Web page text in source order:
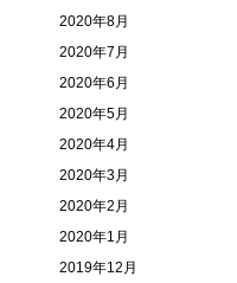
2020年8月
2020年7月
2020年6月
2020年5月
2020年4月
2020年3月
2020年2月
2020年1月
2019年12月